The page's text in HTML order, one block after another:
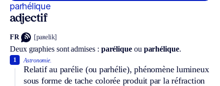
parhélique
adjectif
FR [paʀelik]
Deux graphies sont admises : paréliqueou parhélique.
Astronomie.
Relatif au parélie (ou parhélie), phénomène lumineux
sous forme de tache colorée produit par la réfraction
1